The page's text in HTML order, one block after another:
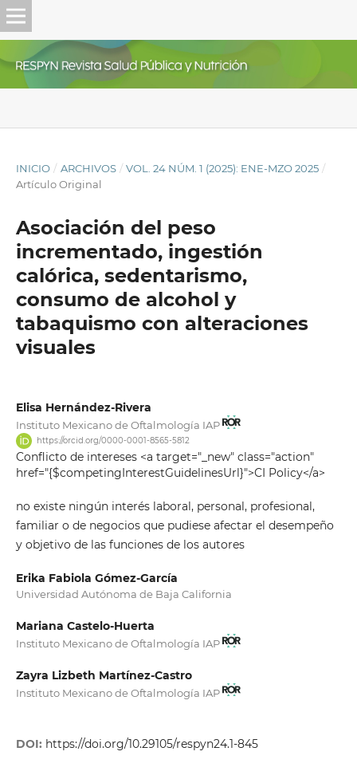
INICIO / ARCHIVOS / VOL. 24 NÚM. 1 (2025): ENE-MZO 2025 /
Artículo Original
Asociación del peso
incrementado, ingestión
calórica, sedentarismo,
consumo de alcohol y
tabaquismo con alteraciones
visuales
Elisa Hernández-Rivera
Instituto Mexicano de Oftalmología IAP
https://orcid.org/0000-0001-8565-5812
Conflicto de intereses <a target="_new" class="action"
href="{$competingInterestGuidelinesUrl}">CI Policy</a>
no existe ningún interés laboral, personal, profesional,
familiar o de negocios que pudiese afectar el desempeño
y objetivo de las funciones de los autores
Erika Fabiola Gómez-García
Universidad Autónoma de Baja California
Mariana Castelo-Huerta
Instituto Mexicano de Oftalmología IAP
Zayra Lizbeth Martínez-Castro
Instituto Mexicano de Oftalmología IAP
DOI: https://doi.org/10.29105/respyn24.1-845